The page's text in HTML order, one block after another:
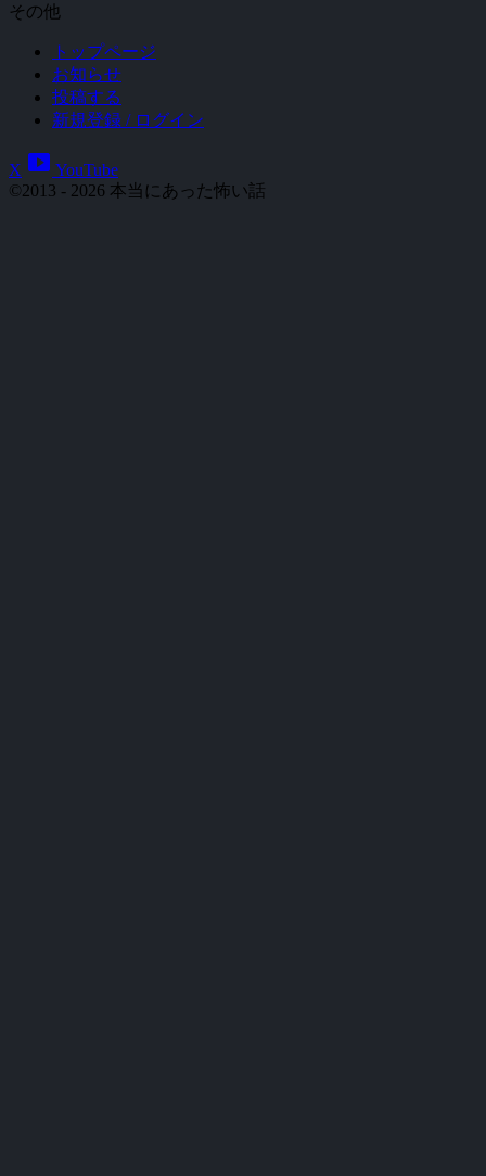
その他
トップページ
お知らせ
投稿する
新規登録 / ログイン
X smart_display YouTube
©2013 - 2026 本当にあった怖い話